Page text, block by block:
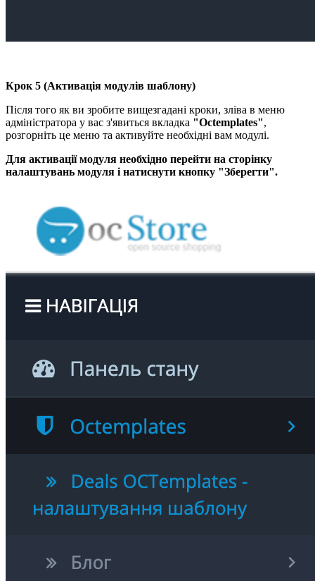
Крок 5 (Активація модулів шаблону)
Після того як ви зробите вищезгадані кроки, зліва в меню
адміністратора у вас з'явиться вкладка "Octemplates",
розгорніть це меню та активуйте необхідні вам модулі.
Для активації модуля необхідно перейти на сторінку
налаштувань модуля і натиснути кнопку "Зберегти".​